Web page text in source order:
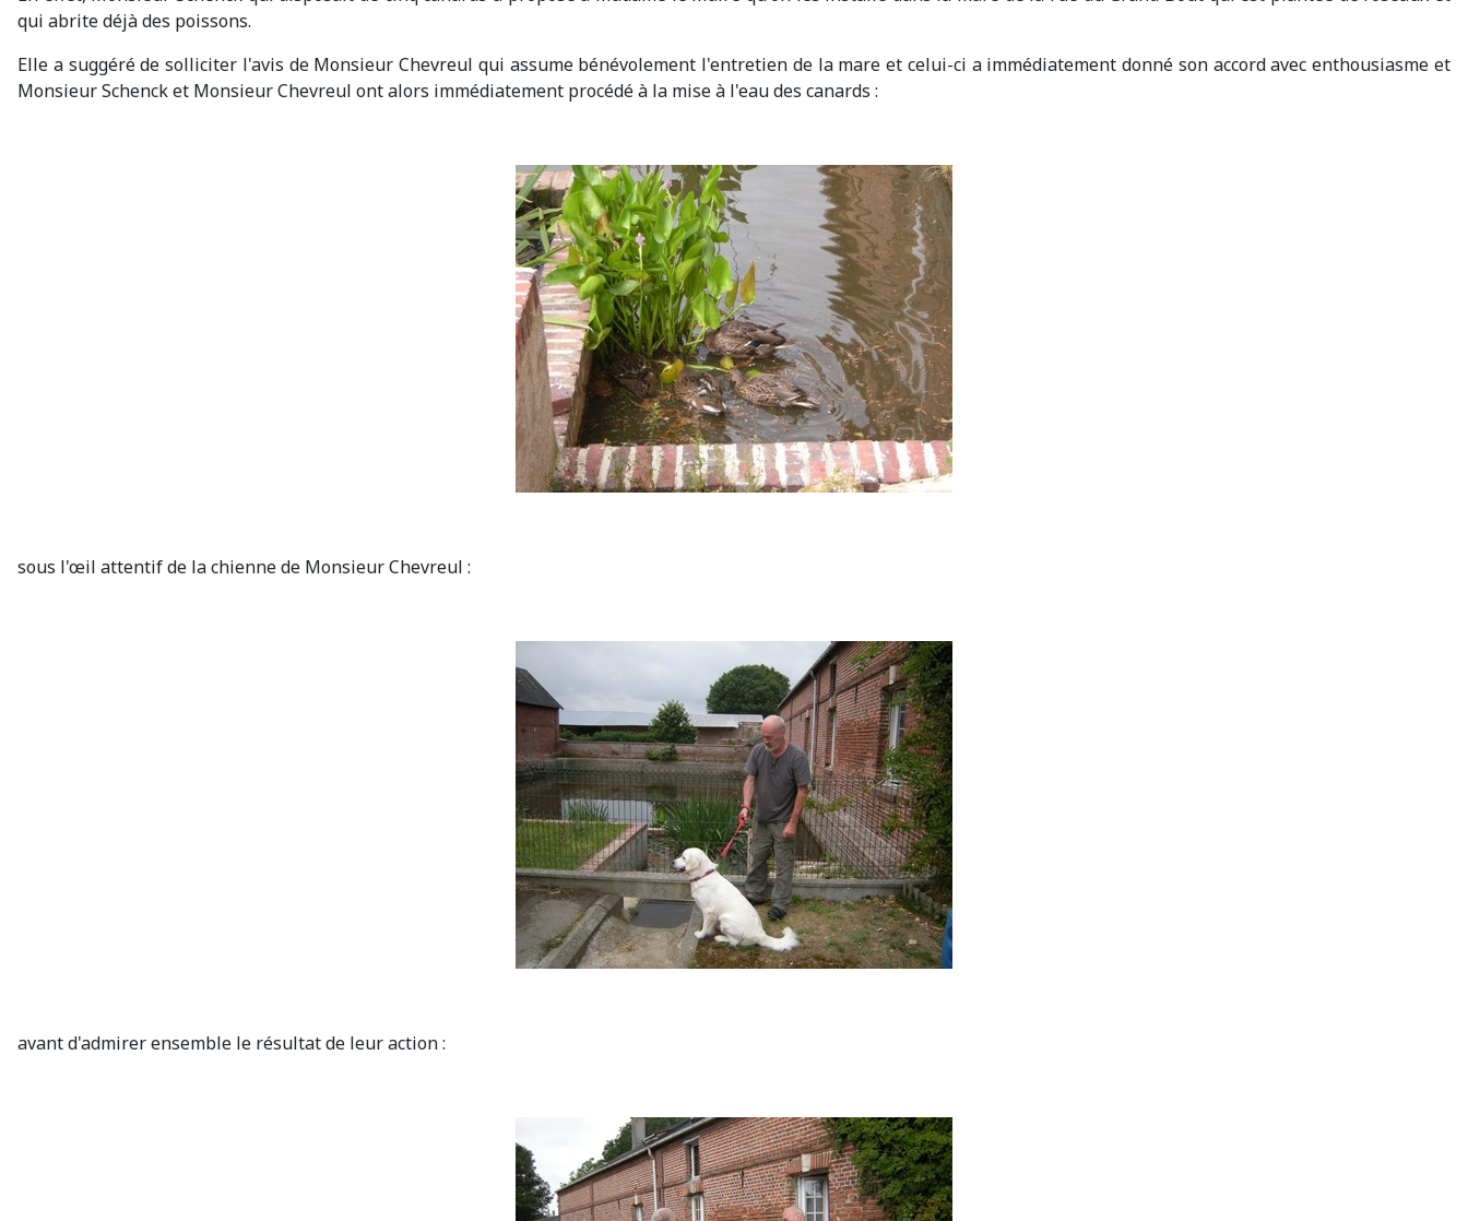
qui abrite déjà des poissons.
Elle a suggéré de solliciter l'avis de Monsieur Chevreul qui assume bénévolement l'entretien de la mare et celui-ci a immédiatement donné son accord avec enthousiasme et
Monsieur Schenck et Monsieur Chevreul ont alors immédiatement procédé à la mise à l'eau des canards :
sous l'œil attentif de la chienne de Monsieur Chevreul :
avant d'admirer ensemble le résultat de leur action :